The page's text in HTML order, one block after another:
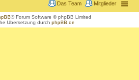
Mitglieder
Das Team
® Forum Software © phpBB Limited
Übersetzung durch phpBB.de